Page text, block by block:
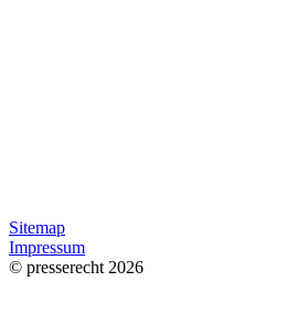
Sitemap
Impressum
© presserecht 2026